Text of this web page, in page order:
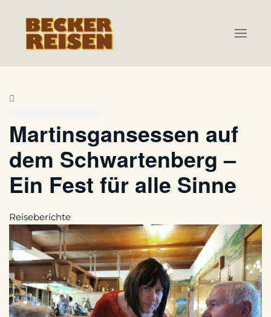
Zum Hauptinhalt springen
Martinsgansessen auf
dem Schwartenberg –
Ein Fest für alle Sinne
Reiseberichte